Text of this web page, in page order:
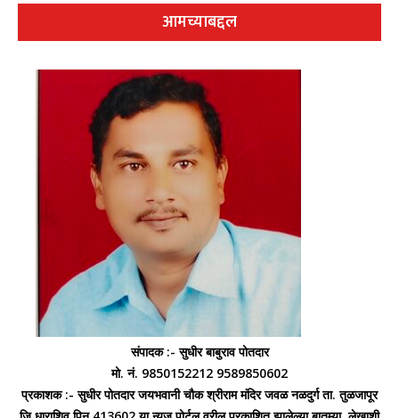
आमच्याबद्दल
संपादक :- सुधीर बाबुराव पोतदार
मो. नं. 9850152212 9589850602
प्रकाशक :- सुधीर पोतदार जयभवानी चौक श्रीराम मंदिर जवळ नळदुर्ग ता. तुळजापूर